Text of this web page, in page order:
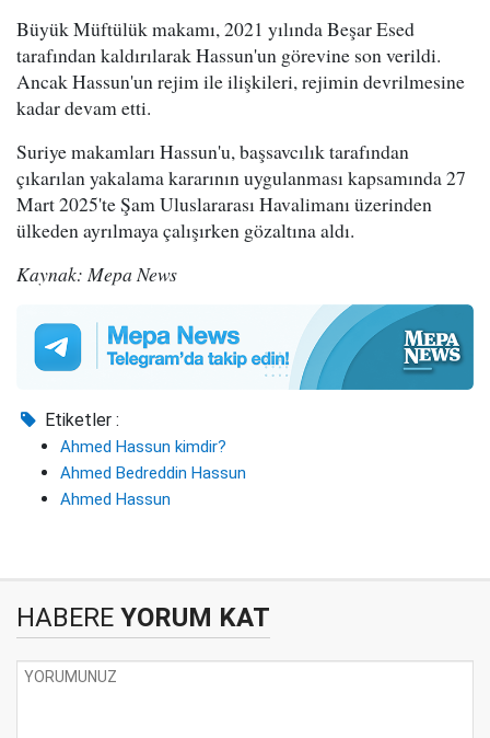
Büyük Müftülük makamı, 2021 yılında Beşar Esed
tarafından kaldırılarak Hassun'un görevine son verildi.
Ancak Hassun'un rejim ile ilişkileri, rejimin devrilmesine
kadar devam etti.
Suriye makamları Hassun'u, başsavcılık tarafından
çıkarılan yakalama kararının uygulanması kapsamında 27
Mart 2025'te Şam Uluslararası Havalimanı üzerinden
ülkeden ayrılmaya çalışırken gözaltına aldı.
Kaynak: Mepa News
Etiketler :
Ahmed Hassun kimdir?
Ahmed Bedreddin Hassun
Ahmed Hassun
HABERE YORUM KAT